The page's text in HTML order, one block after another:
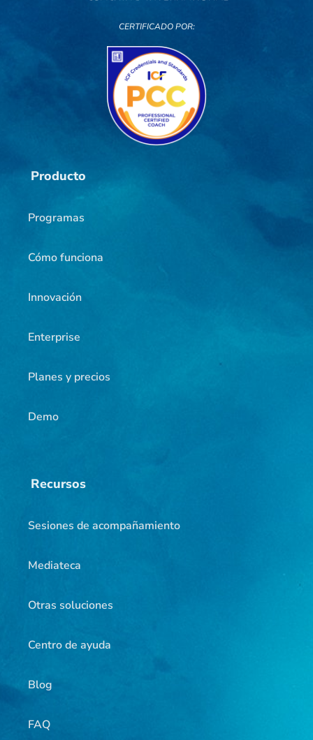
CERTIFICADO POR:
Producto
Programas
Cómo funciona
Innovación
Enterprise
Planes y precios
Demo
Recursos
Sesiones de acompañamiento
Mediateca
Otras soluciones
Centro de ayuda
Blog
FAQ